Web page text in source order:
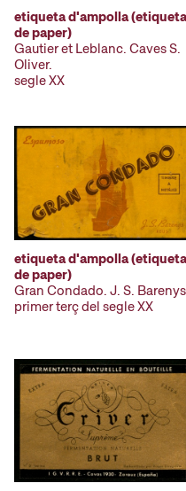
etiqueta d'ampolla (etiqueta
de paper)
Gautier et Leblanc. Caves S.
Oliver.
segle XX
etiqueta d'ampolla (etiqueta
de paper)
Gran Condado. J. S.
primer terç del segle XX